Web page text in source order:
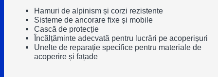
Hamuri de alpinism și corzi rezistente
Sisteme de ancorare fixe și mobile
Cască de protecție
Încălțăminte adecvată pentru lucrări pe acoperișuri
Unelte de reparație specifice pentru materiale de
acoperire și fațade